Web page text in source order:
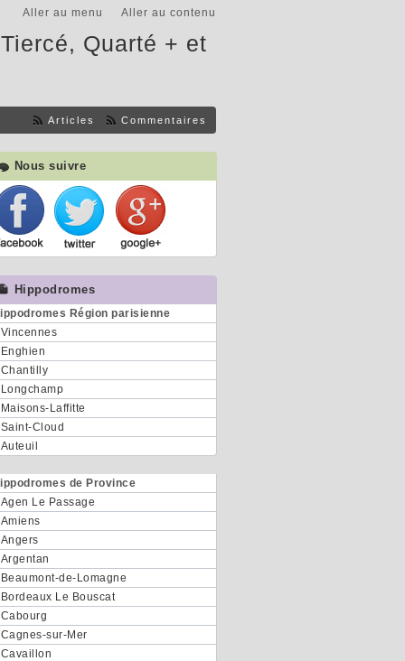
Aller au contenu
Aller au menu
Quarté + et
Commentaires
Articles
Nous suivre
Hippodromes
Région parisienne
Vincennes
Enghien
Chantilly
Longchamp
Maisons-Laffitte
Saint-Cloud
Auteuil
de Province
Agen Le Passage
Amiens
Angers
Argentan
Beaumont-de-Lomagne
Bordeaux Le Bouscat
Cabourg
Cagnes-sur-Mer
Cavaillon